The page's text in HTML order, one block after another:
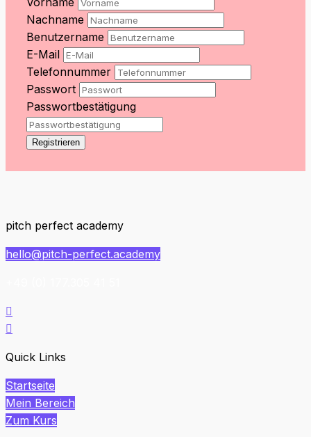
Nachname
Benutzername
E-Mail
Telefonnummer
Passwort
Passwortbestätigung
Registrieren
pitch perfect academy
hello@pitch-perfect.academy


Quick Links
Startseite
Mein Bereich
Zum Kurs